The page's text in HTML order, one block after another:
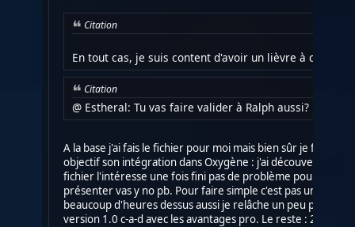
Citation
En tout cas, je suis content d'avoir un lièvre à
Citation
@ Estheral: Tu vas faire valider à Ralph aussi?
A la base j'ai fais le fichier pour moi mais bien sûr je fais
objectif son intégration dans Oxygène : j'ai découvert le
fichier l'intéresse une fois fini pas de problème pour qu'il
présenter vas y no pb. Pour faire simple c'est pas un
beaucoup d'heures dessus aussi je relâche un peu pour
version 1.0 c-a-d avec les avantages pro. Le reste : 2014.